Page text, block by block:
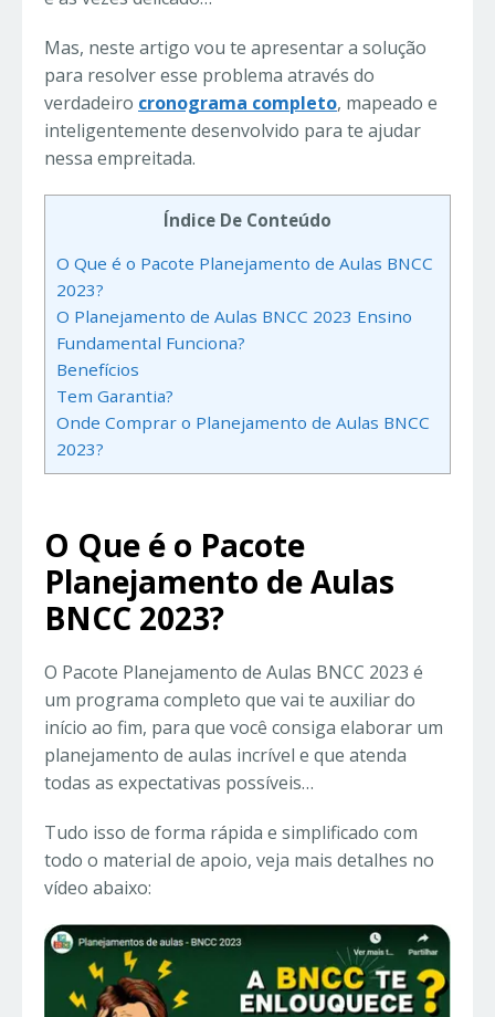
Mas, neste artigo vou te apresentar a solução
para resolver esse problema através do
verdadeiro cronograma completo, mapeado e
inteligentemente desenvolvido para te ajudar
nessa empreitada.
Índice De Conteúdo
O Que é o Pacote Planejamento de Aulas BNCC
2023?
O Planejamento de Aulas BNCC 2023 Ensino
Fundamental Funciona?
Benefícios
Tem Garantia?
Onde Comprar o Planejamento de Aulas BNCC
2023?
O Que é o Pacote
Planejamento de Aulas
BNCC 2023?
O Pacote Planejamento de Aulas BNCC 2023 é
um programa completo que vai te auxiliar do
início ao fim, para que você consiga elaborar um
planejamento de aulas incrível e que atenda
todas as expectativas possíveis…
Tudo isso de forma rápida e simplificado com
todo o material de apoio, veja mais detalhes no
vídeo abaixo: